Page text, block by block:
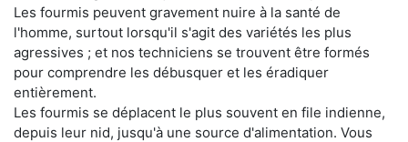
Les fourmis peuvent gravement nuire à la santé de
l'homme, surtout lorsqu'il s'agit des variétés les plus
agressives ; et nos techniciens se trouvent être formés
pour comprendre les débusquer et les éradiquer
entièrement.
Les fourmis se déplacent le plus souvent en file indienne,
depuis leur nid, jusqu'à une source d'alimentation. Vous